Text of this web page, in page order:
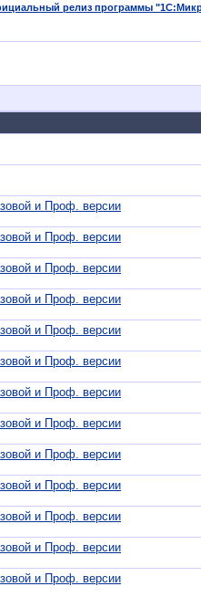
релиз программы
и Проф. версии
и Проф. версии
и Проф. версии
и Проф. версии
и Проф. версии
и Проф. версии
и Проф. версии
и Проф. версии
и Проф. версии
и Проф. версии
и Проф. версии
и Проф. версии
и Проф. версии